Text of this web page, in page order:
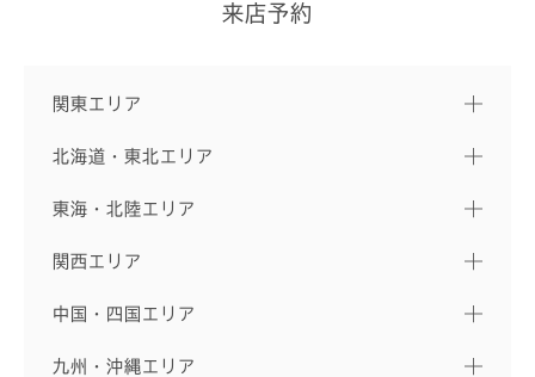
来店予約
関東エリア
北海道・東北エリア
東海・北陸エリア
関西エリア
中国・四国エリア
九州・沖縄エリア